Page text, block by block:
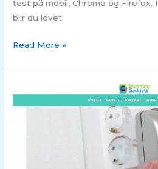
test på mobil, Chrome og Firefox.
blir du lovet
Read More »
–